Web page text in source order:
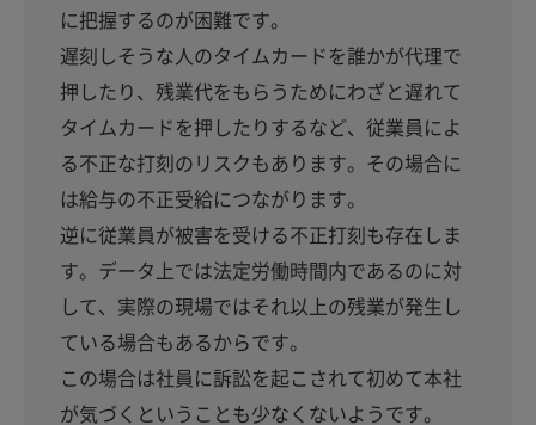
に把握するのが困難です。
遅刻しそうな人のタイムカードを誰かが代理で
押したり、残業代をもらうためにわざと遅れて
タイムカードを押したりするなど、従業員によ
る不正な打刻のリスクもあります。その場合に
は給与の不正受給につながります。
逆に従業員が被害を受ける不正打刻も存在しま
す。データ上では法定労働時間内であるのに対
して、実際の現場ではそれ以上の残業が発生し
ている場合もあるからです。
この場合は社員に訴訟を起こされて初めて本社
が気づくということも少なくないようです。